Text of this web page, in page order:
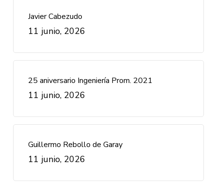
Javier Cabezudo
11 junio, 2026
25 aniversario Ingeniería Prom. 2021
11 junio, 2026
Guillermo Rebollo de Garay
11 junio, 2026